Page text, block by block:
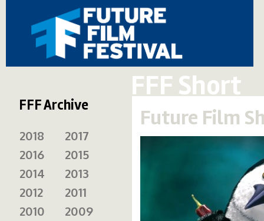
FFF Short
Future Film
FFF Archive
2018
2017
2016
2015
2014
2013
2012
2011
2010
2009